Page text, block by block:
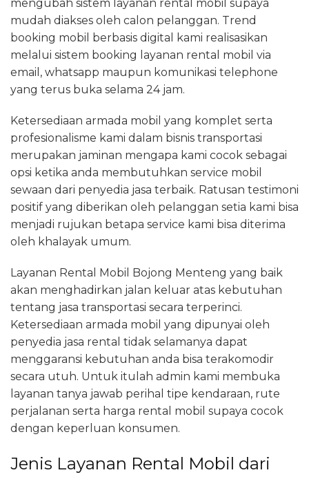
mengubah sistem layanan rental mobil supaya
mudah diakses oleh calon pelanggan. Trend
booking mobil berbasis digital kami realisasikan
melalui sistem booking layanan rental mobil via
email, whatsapp maupun komunikasi telephone
yang terus buka selama 24 jam.
Ketersediaan armada mobil yang komplet serta
profesionalisme kami dalam bisnis transportasi
merupakan jaminan mengapa kami cocok sebagai
opsi ketika anda membutuhkan service mobil
sewaan dari penyedia jasa terbaik. Ratusan testimoni
positif yang diberikan oleh pelanggan setia kami bisa
menjadi rujukan betapa service kami bisa diterima
oleh khalayak umum.
Layanan Rental Mobil Bojong Menteng yang baik
akan menghadirkan jalan keluar atas kebutuhan
tentang jasa transportasi secara terperinci.
Ketersediaan armada mobil yang dipunyai oleh
penyedia jasa rental tidak selamanya dapat
menggaransi kebutuhan anda bisa terakomodir
secara utuh. Untuk itulah admin kami membuka
layanan tanya jawab perihal tipe kendaraan, rute
perjalanan serta harga rental mobil supaya cocok
dengan keperluan konsumen.
Jenis Layanan Rental Mobil dari